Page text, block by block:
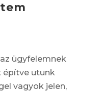
ügyfelemnek
építve utunk
vagyok jelen,